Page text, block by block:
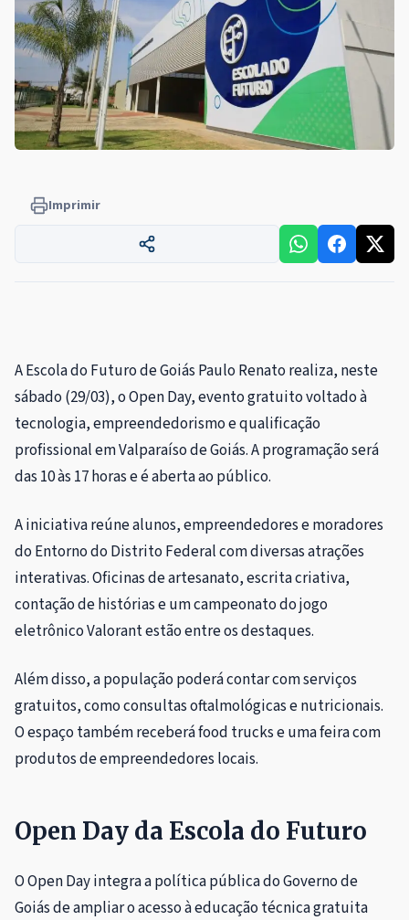
Imprimir
A Escola do Futuro de Goiás Paulo Renato realiza, neste
sábado (29/03), o Open Day, evento gratuito voltado à
tecnologia, empreendedorismo e qualificação
profissional em Valparaíso de Goiás. A programação será
das 10 às 17 horas e é aberta ao público.
A iniciativa reúne alunos, empreendedores e moradores
do Entorno do Distrito Federal com diversas atrações
interativas. Oficinas de artesanato, escrita criativa,
contação de histórias e um campeonato do jogo
eletrônico Valorant estão entre os destaques.
Além disso, a população poderá contar com serviços
gratuitos, como consultas oftalmológicas e nutricionais.
O espaço também receberá food trucks e uma feira com
produtos de empreendedores locais.
Open Day da Escola do Futuro
O Open Day integra a política pública do Governo de
Goiás de ampliar o acesso à educação técnica gratuita